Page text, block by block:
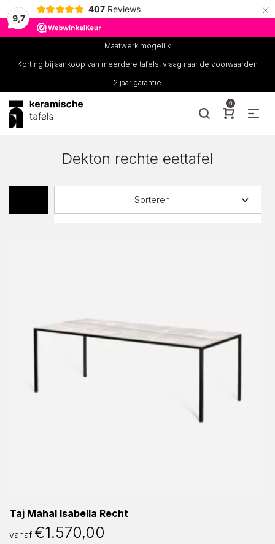
9,7
407 Reviews ×
Maatwerk mogelijk
Korting bij aankoop van meerdere tafels, vraag naar de voorwaarden
2 jaar garantie
0
Dekton rechte eettafel
Sorteren
Taj Mahal Isabella Recht
vanaf €1.570,00